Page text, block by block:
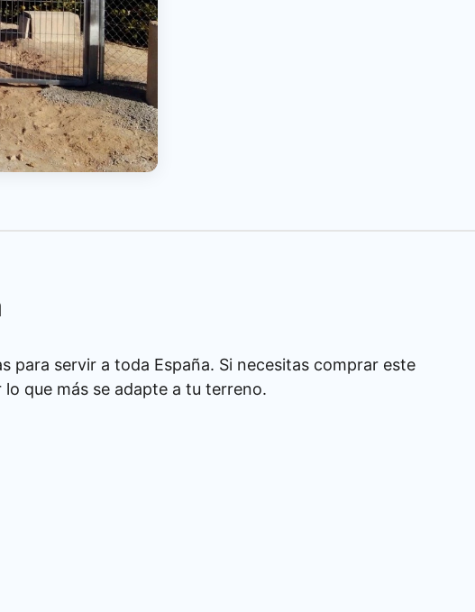
para servir a toda España. Si necesitas comprar este
que más se adapte a tu terreno.